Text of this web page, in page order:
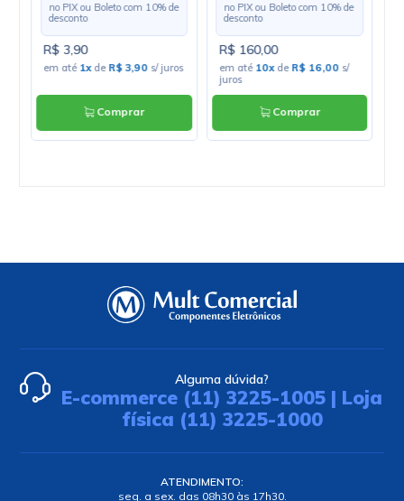
no PIX ou Boleto com 10% de
desconto
R$ 3,90
em até 1xde R$ 3,90 s/ juros
Comprar
no PIX ou Boleto com 10% de
desconto
R$ 160,00
em até 10xde R$ 16,00 s/
juros
Comprar
Alguma dúvida?
E-commerce (11) 3225-1005 | Loja
física (11) 3225-1000
ATENDIMENTO:
seg. a sex. das 08h30 às 17h30.